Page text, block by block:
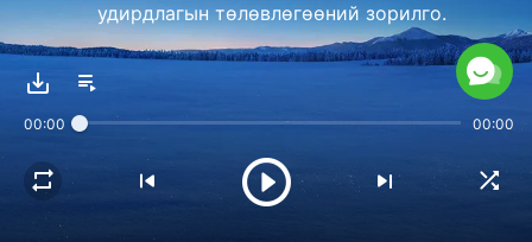
удирдлагын төлөвлөгөөний зорилго.
Энэ бол Түүний шийдвэр билээ.
Түүнд бууж өгнө.
00:00 00:00